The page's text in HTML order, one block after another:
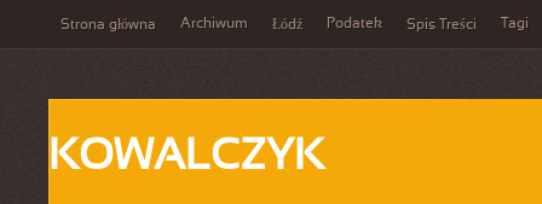
Strona główna Archiwum Łódź Podatek Spis Treści Tagi
KOWALCZYK